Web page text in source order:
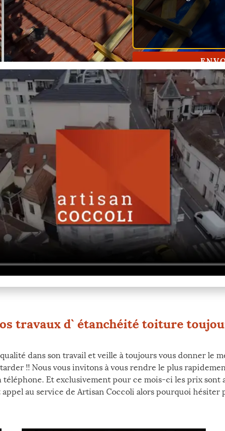
travaux d` étanchéité toiture
dans son travail et veille à toujours vous donner le
!! Nous vous invitons à vous rendre le plus
Et exclusivement pour ce mois-ci les prix sont
au service de Artisan Coccoli alors pourquoi hésiter